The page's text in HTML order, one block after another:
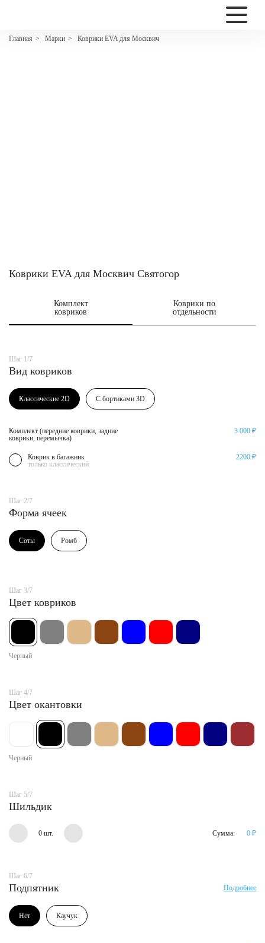
Главная > Марки > Коврики EVA для Москвич
2200
Коврики EVA для Москвич Святогор
Комплект
ковриков
Коврики по
отдельности
Шаг 1/7
Вид ковриков
Классические 2D С бортиками 3D
Комплект (передние коврики, задние
коврики, перемычка)
3 000 ₽
Коврик в багажник
только классический
2200 ₽
Шаг 2/7
Форма ячеек
Соты Ромб
Шаг 3/7
Цвет ковриков
Черный
Шаг 4/7
Цвет окантовки
Черный
Шаг 5/7
Шильдик
0 шт. Сумма: 0 ₽
Шаг 6/7
Подпятник Подробнее
Нет Каучук